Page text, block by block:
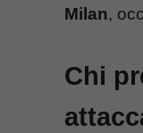
Milan,
Chi